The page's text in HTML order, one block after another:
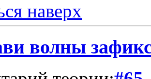
наверх
волны